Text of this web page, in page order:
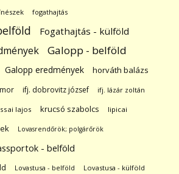
fogathajtás
Fogathajtás - külföld
Galopp - belföld
Galopp eredmények horváth balázs
ifj. dobrovitz józsef ifj. lázár zoltán
lajos krucsó szabolcs lipicai
Lovasrendőrök; polgárőrök
- belföld
Lovastusa - belföld Lovastusa - külföld